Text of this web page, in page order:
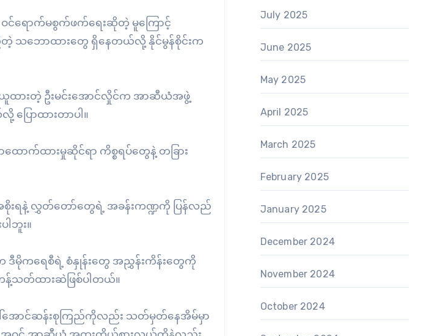
င်ရောက်မစွက်ဖက်ရေးဆိုတဲ့ မူကြောင့်
တဲ့ သဘောထားတွေ ရှိနေတယ်လို့ နိုင်မွန်စိုင်းက
ယူထားတဲ့ ဦးမင်းအောင်လှိုင်က အာဆီယံအဖွဲ့
ြောထားတာပါ။
ာက်ထားမှုဆိုင်ရာ ကိစ္စရပ်တွေနဲ့ တခြား
အစိုးရနဲ့ လွှတ်တော်တွေရဲ့ အခန်းကဏ္ဍကို ပြန်လည်
ါဘူး။
ဒီမိုကရေစီရဲ့ စံနှုန်းတွေ အညွှန်းကိန်းတွေကို
သတ်ထားဆဲဖြစ်ပါတယ်။
ါ်အောင်ဆန်းစုကြည်ကိုလည်း သတ်မှတ်နေအိမ်မှာ
July 2025
June 2025
May 2025
April 2025
March 2025
February 2025
January 2025
December 2024
November 2024
October 2024